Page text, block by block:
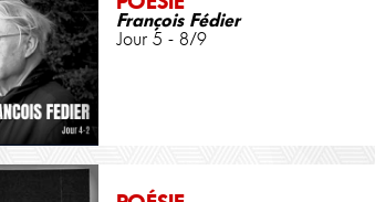
François Fédier
Jour 5 - 8/9